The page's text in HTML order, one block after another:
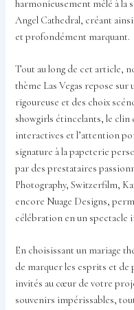
harmonieusement mêlé à la
Angel Cathedral, créant
et profondément marquant.
Tout au long de cet article,
thème Las Vegas repose
rigoureuse et des choix
showgirls étincelants, le clin
interactives et l’attention
signature à la papeterie
par des prestataires
Photography, Switzerfilm,
encore Nuage Designs,
célébration en un spectacle
En choisissant un mariage
de marquer les esprits et de
invités au cœur de votre
souvenirs impérissables,